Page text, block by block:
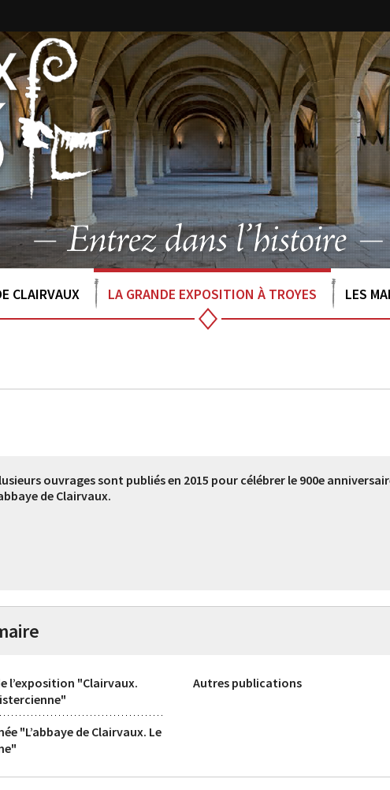
CLAIRVAUX LA GRANDE EXPOSITION À TROYES LES
ouvrages sont publiés en 2015 pour célébrer le 900e
de Clairvaux.
l’exposition "Clairvaux.
"L’abbaye de Clairvaux. Le
Autres publications